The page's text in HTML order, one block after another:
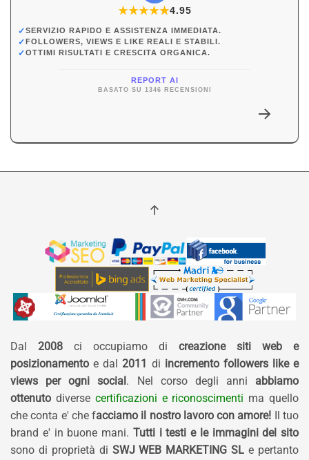
★★★★★
★4.95
✓SERVIZIO RAPIDO E ASSISTENZA IMMEDIATA.
✓FOLLOWERS, VIEWS E LIKE REALI E STABILI.
✓OTTIMI RISULTATI E CRESCITA ORGANICA.
REPORT AI
BASATO SU 1346 RECENSIONI
Dal 2008 ci occupiamo di creazione siti web e
posizionamento e dal 2011 di incremento followers like e
views per ogni social. Nel corso degli anni abbiamo
ottenuto diverse certificazioni e riconoscimenti ma quello
che conta e' che facciamo il nostro lavoro con amore! Il tuo
brand e' in buone mani. Tutti i testi e le immagini del sito
sono di proprietà di SWJ WEB MARKETING SL e pertanto